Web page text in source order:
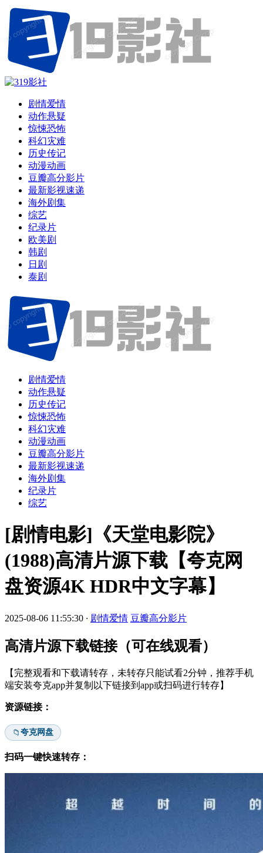
剧情爱情
动作悬疑
惊悚恐怖
科幻灾难
历史传记
动漫动画
豆瓣高分影片
最新影视速递
海外剧集
综艺
纪录片
欧美剧
韩剧
日剧
泰剧
剧情爱情
动作悬疑
历史传记
惊悚恐怖
科幻灾难
动漫动画
豆瓣高分影片
最新影视速递
海外剧集
纪录片
综艺
[剧情电影]《天堂电影院》
(1988)高清片源下载【夸克网
盘资源4K HDR中文字幕】
2025-08-06 11:55:30 · 剧情爱情 豆瓣高分影片
高清片源下载链接（可在线观看）
【完整观看和下载请转存，未转存只能试看2分钟，推荐手机
端安装夸克app并复制以下链接到app或扫码进行转存】
资源链接：
📁夸克网盘
扫码一键快速转存：